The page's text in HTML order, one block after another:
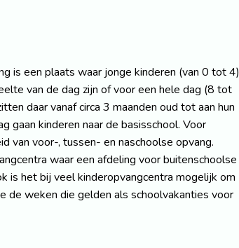
is een plaats waar jonge kinderen (van 0 tot 4)
van de dag zijn of voor een hele dag (8 tot
daar vanaf circa 3 maanden oud tot aan hun
gaan kinderen naar de basisschool. Voor
van voor-, tussen- en naschoolse opvang.
waar een afdeling voor buitenschoolse
is het bij veel kinderopvangcentra mogelijk om
de weken die gelden als schoolvakanties voor